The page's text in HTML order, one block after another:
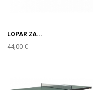
LOPAR ZA...
44,00 €